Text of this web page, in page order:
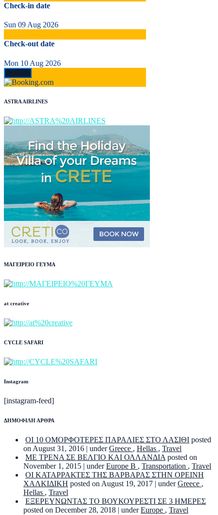
Check-in date
Sun 09 Aug 2026
Check-out date
Mon 10 Aug 2026
ASTRA AIRLINES
ΜΑΓΕΙΡΕΙΟ ΓΕΥΜΑ
at creative
CYCLE SAFARI
Instagram
[instagram-feed]
ΔΗΜΟΦΙΛΗ ΑΡΘΡΑ
ΟΙ 10 ΟΜΟΡΦΟΤΕΡΕΣ ΠΑΡΑΛΙΕΣ ΣΤΟ ΛΑΣΙΘΙ posted
on August 31, 2016 | underGreece , Hellas , Travel
ΜΕ ΤΡΕΝΑ ΣΕ ΒΕΛΓΙΟ ΚΑΙ ΟΛΛΑΝΔΙΑ posted on
November 1, 2015 | underEurope B , Transportation , Travel
ΟΙ ΚΑΤΑΡΡΑΚΤΕΣ ΤΗΣ ΒΑΡΒΑΡΑΣ ΣΤΗΝ ΟΡΕΙΝΗ
ΧΑΛΚΙΔΙΚΗ posted on August 19, 2017 | underGreece ,
Hellas , Travel
ΕΞΕΡΕΥΝΩΝΤΑΣ ΤΟ ΒΟΥΚΟΥΡΕΣΤΙ ΣΕ 3 ΗΜΕΡΕΣ
posted on December 28, 2018 | underEurope , Travel